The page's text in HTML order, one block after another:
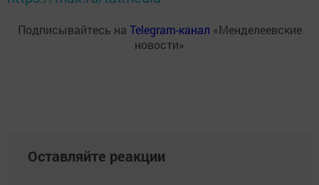
Подписывайтесь на Telegram-канал «Менделеевские
новости»
Оставляйте реакции